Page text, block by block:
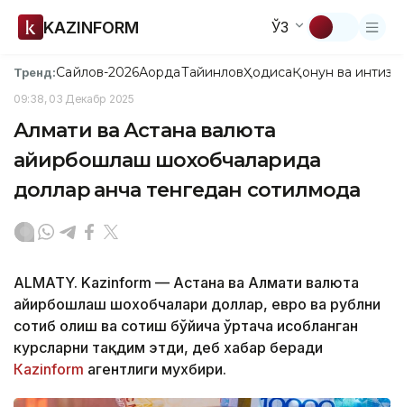
KAZINFORM ЎЗ
Тренд:Сайлов-2026АқордаТайинловҲодисаҚонун ва
09:38, 03 Декабр 2025
Алмати ва Астана валюта
айирбошлаш шохобчаларида
доллар қанча тенгедан сотилмоқда
ALMATY. Kazinform — Астана ва Алмати валюта
айирбошлаш шохобчалари доллар, евро ва рублни
сотиб олиш ва сотиш бўйича ўртача ҳисобланган
курсларни тақдим этди, деб хабар беради
Кazinform агентлиги мухбири.